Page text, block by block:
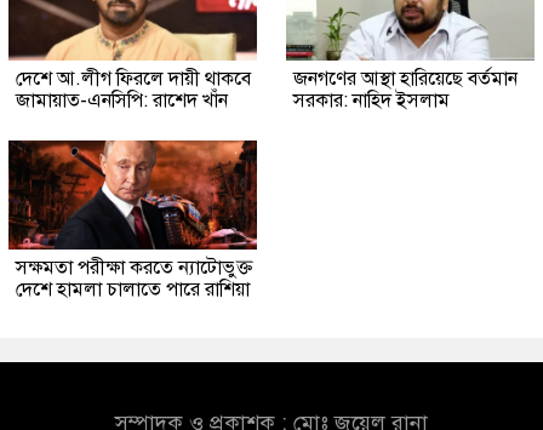
দেশে আ.লীগ ফিরলে দায়ী থাকবে
জামায়াত-এনসিপি: রাশেদ খাঁন
জনগণের আস্থা হারিয়েছে বর্তমান
সরকার: নাহিদ ইসলাম
সক্ষমতা পরীক্ষা করতে ন্যাটোভুক্ত
দেশে হামলা চালাতে পারে রাশিয়া
সম্পাদক ও প্রকাশক : মোঃ জুয়েল রানা